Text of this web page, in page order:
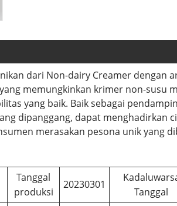
dari Non-dairy Creamer dengan
memungkinkan krimer non-susu
yang baik. Baik sebagai
dipanggang, dapat menghadirkan
merasakan pesona unik yang
Tanggal
produksi
20230301
Tanggal